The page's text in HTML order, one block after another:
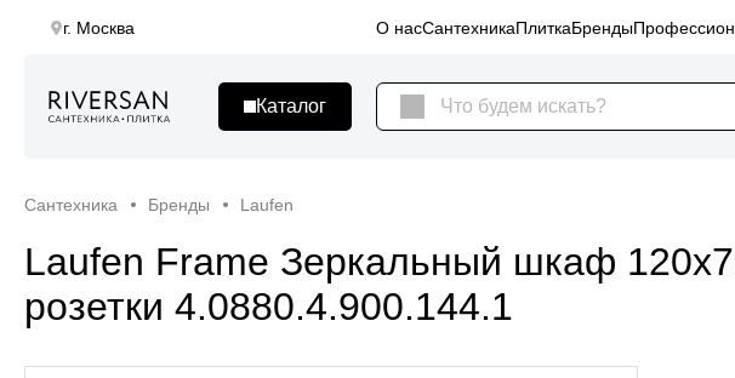
г. Москва О насСантехникаПлиткаБренды
Сантехника Бренды Laufen
Laufen Frame Зеркальный шкаф
розетки 4.0880.4.900.144.1